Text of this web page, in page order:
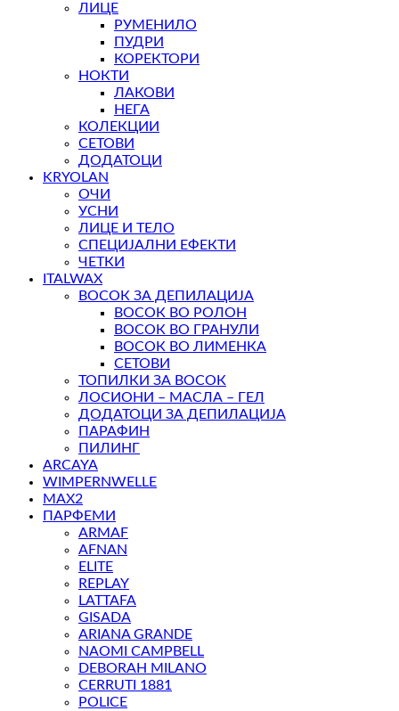
ЛИЦЕ
РУМЕНИЛО
ПУДРИ
КОРЕКТОРИ
НОКТИ
ЛАКОВИ
НЕГА
КОЛЕКЦИИ
СЕТОВИ
ДОДАТОЦИ
KRYOLAN
ОЧИ
УСНИ
ЛИЦЕ И ТЕЛО
СПЕЦИЈАЛНИ ЕФЕКТИ
ЧЕТКИ
ITALWAX
ВОСОК ЗА ДЕПИЛАЦИЈА
ВОСОК ВО РОЛОН
ВОСОК ВО ГРАНУЛИ
ВОСОК ВО ЛИМЕНКА
СЕТОВИ
ТОПИЛКИ ЗА ВОСОК
ЛОСИОНИ – МАСЛА – ГЕЛ
ДОДАТОЦИ ЗА ДЕПИЛАЦИЈА
ПАРАФИН
ПИЛИНГ
ARCAYA
WIMPERNWELLE
MAX2
ПАРФЕМИ
ARMAF
AFNAN
ELITE
REPLAY
LATTAFA
GISADA
ARIANA GRANDE
NAOMI CAMPBELL
DEBORAH MILANO
CERRUTI 1881
POLICE